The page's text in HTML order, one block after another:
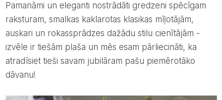
Pamanāmi un eleganti nostrādāti gredzeni spēcīgam
raksturam, smalkas kaklarotas klasikas mīļotājām,
auskari un rokassprādzes dažādu stilu cienītājām -
izvēle ir tiešām plaša un mēs esam pārliecināti, ka
atradīsiet tieši savam jubilāram pašu piemērotāko
dāvanu!